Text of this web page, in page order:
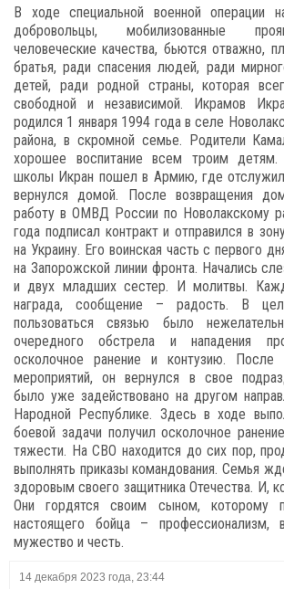
В ходе специальной военной операции
добровольцы, мобилизованные
человеческие качества, бьются отважно,
братья, ради спасения людей, ради
детей, ради родной страны, которая
свободной и независимой. Икрамов
родился 1 января 1994 года в селе
района, в скромной семье. Родители
хорошее воспитание всем троим детям.
школы Икран пошел в Армию, где
вернулся домой. После возвращения
работу в ОМВД России по Новолакскому
года подписал контракт и отправился в
на Украину. Его воинская часть с первого
на Запорожской линии фронта. Начались
и двух младших сестер. И молитвы.
награда, сообщение – радость. В
пользоваться связью было
очередного обстрела и нападения
осколочное ранение и контузию. После
мероприятий, он вернулся в свое
было уже задействовано на другом
Народной Республике. Здесь в ходе
боевой задачи получил осколочное
тяжести. На СВО находится до сих пор,
выполнять приказы командования. Семья
здоровым своего защитника Отечества. И,
Они гордятся своим сыном, которому
настоящего бойца – профессионализм,
мужество и честь.
14 декабря 2023 года, 23:44